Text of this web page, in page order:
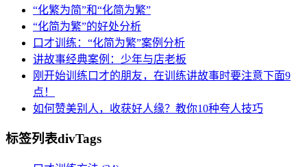
“化繁为简”和“化简为繁”
“化简为繁”的好处分析
口才训练：“化简为繁”案例分析
讲故事经典案例：少年与店老板
刚开始训练口才的朋友，在训练讲故事时要注意下面9
点！
如何赞美别人，收获好人缘？教你10种夸人技巧
标签列表divTags